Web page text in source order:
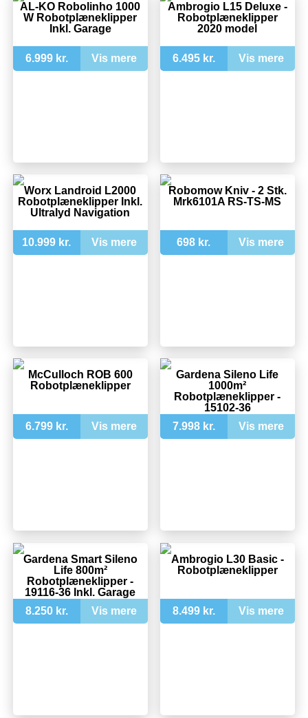
AL-KO Robolinho 1000
W Robotplæneklipper
Inkl. Garage
6.999 kr. Vis mere
Ambrogio L15 Deluxe -
Robotplæneklipper
2020 model
6.495 kr. Vis mere
Worx Landroid L2000
Robotplæneklipper Inkl.
Ultralyd Navigation
10.999 kr. Vis mere
Robomow Kniv - 2 Stk.
Mrk6101A RS-TS-MS
698 kr. Vis mere
McCulloch ROB 600
Robotplæneklipper
6.799 kr. Vis mere
Gardena Sileno Life
1000m²
Robotplæneklipper -
15102-36
7.998 kr.
Vis mere
Gardena Smart Sileno
Life 800m²
Robotplæneklipper -
19116-36 Inkl. Garage
8.250 kr.
Vis mere
Ambrogio L30 Basic -
Robotplæneklipper
8.499 kr. Vis mere